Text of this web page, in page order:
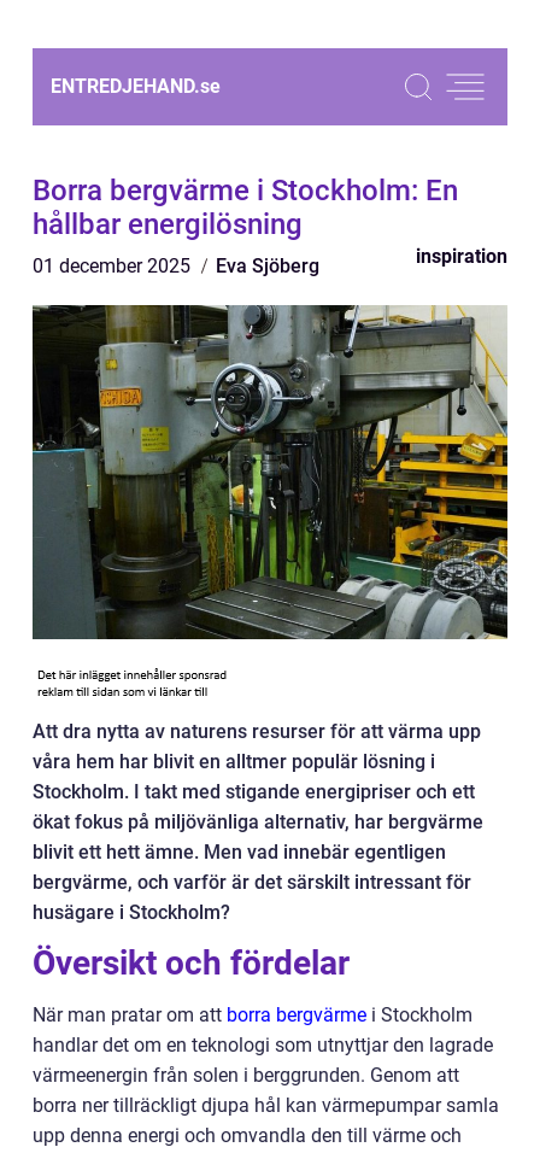
ENTREDJEHAND.se
Borra bergvärme i Stockholm: En
hållbar energilösning
01 december 2025 Eva Sjöberg inspiration
Att dra nytta av naturens resurser för att värma upp
våra hem har blivit en alltmer populär lösning i
Stockholm. I takt med stigande energipriser och ett
ökat fokus på miljövänliga alternativ, har bergvärme
blivit ett hett ämne. Men vad innebär egentligen
bergvärme, och varför är det särskilt intressant för
husägare i Stockholm?
Översikt och fördelar
När man pratar om att borra bergvärme i Stockholm
handlar det om en teknologi som utnyttjar den lagrade
värmeenergin från solen i berggrunden. Genom att
borra ner tillräckligt djupa hål kan värmepumpar samla
upp denna energi och omvandla den till värme och